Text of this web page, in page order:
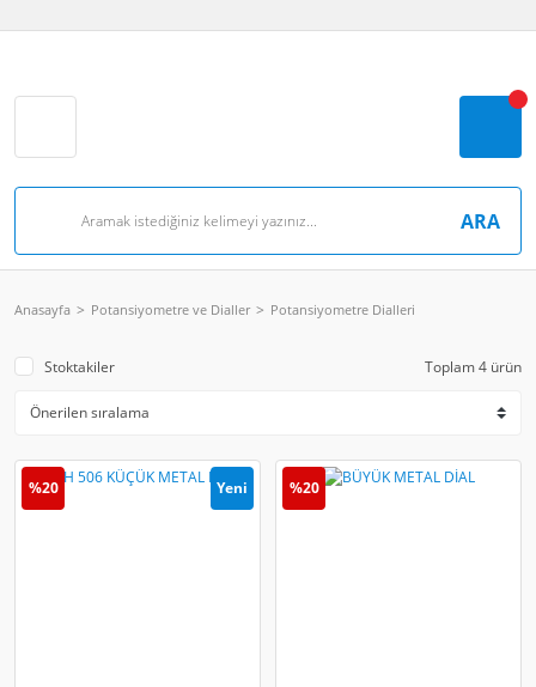
ARA
Anasayfa Potansiyometre ve Dialler Potansiyometre Dialleri
Stoktakiler Toplam 4 ürün
Yeni
%20 %20